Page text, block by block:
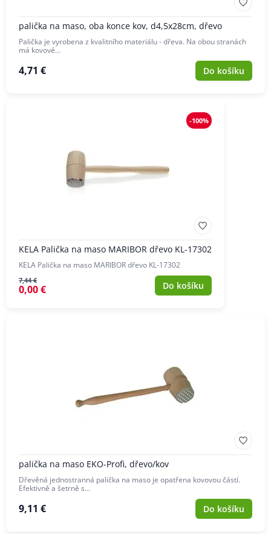
palička na maso, oba konce kov, d4,5x28cm, dřevo
Palička je vyrobena z kvalitního materiálu - dřeva. Na obou stranách
má kovové…
4,71 € Do košíku
-100%
KELA Palička na maso MARIBOR dřevo KL-17302
KELA Palička na maso MARIBOR dřevo KL-17302
7,44 €
0,00 € Do košíku
palička na maso EKO-Profi, dřevo/kov
Dřevěná jednostranná palička na maso je opatřena kovovou částí.
Efektivně a šetrně s…
9,11 € Do košíku